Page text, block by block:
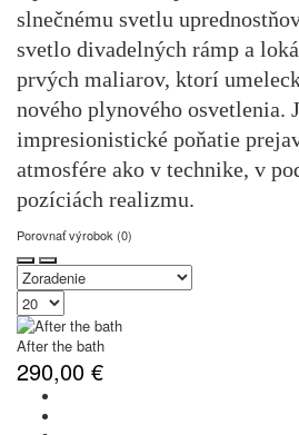
slnečnému svetlu
svetlo divadelných rámp a
prvých maliarov, ktorí
nového plynového osvetlenia.
impresionistické poňatie
atmosfére ako v technike, v
pozíciách realizmu.
Porovnať výrobok (0)
After the bath
290,00 €